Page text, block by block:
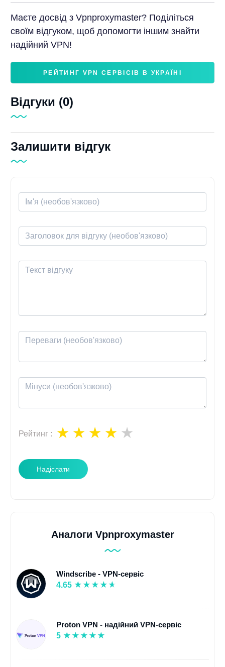
Маєте досвід з Vpnproxymaster? Поділіться
своїм відгуком, щоб допомогти іншим знайти
надійний VPN!
РЕЙТИНГ VPN СЕРВІСІВ В УКРАЇНІ
Відгуки (0)
Залишити відгук
Рейтинг :
Надіслати
Аналоги Vpnproxymaster
Windscribe - VPN-сервіс
4.65
Proton VPN - надійний VPN-сервіс
5